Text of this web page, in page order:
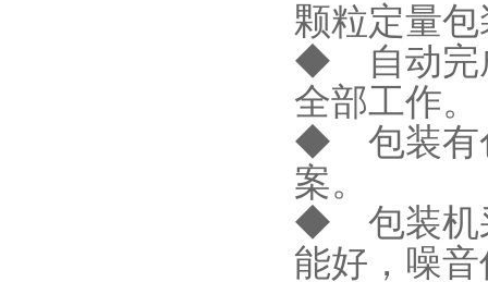
颗粒定量
◆ 自动完
全部工作。
◆ 包装有
案。
◆ 包装机
能好，噪